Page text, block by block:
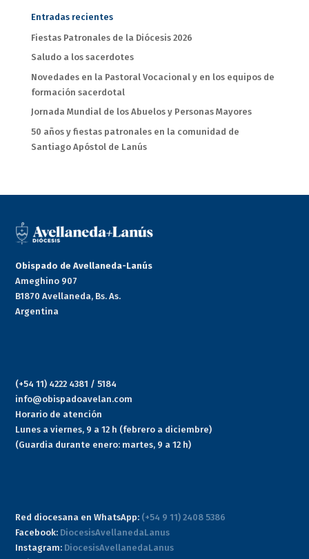
Entradas recientes
Fiestas Patronales de la Diócesis 2026
Saludo a los sacerdotes
Novedades en la Pastoral Vocacional y en los equipos de
formación sacerdotal
Jornada Mundial de los Abuelos y Personas Mayores
50 años y fiestas patronales en la comunidad de
Santiago Apóstol de Lanús
Obispado de Avellaneda-Lanús
Ameghino 907
B1870 Avellaneda, Bs. As.
Argentina
(+54 11) 4222 4381 / 5184
info@obispadoavelan.com
Horario de atención
Lunes a viernes, 9 a 12 h (febrero a diciembre)
(Guardia durante enero: martes, 9 a 12 h)
Red diocesana en WhatsApp: (+54 9 11) 2408 5386
Facebook: DiocesisAvellanedaLanus
Instagram: DiocesisAvellanedaLanus